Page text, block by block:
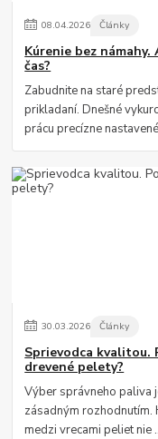
08.04.2026 Články
Kúrenie bez
čas?
Zabudnite na staré
prikladaní. Dnešné
prácu precízne
30.03.2026 Články
Sprievodca kvalitou.
drevené pelety?
Výber správneho paliva
zásadným rozhodnutím.
medzi vrecami peliet nie